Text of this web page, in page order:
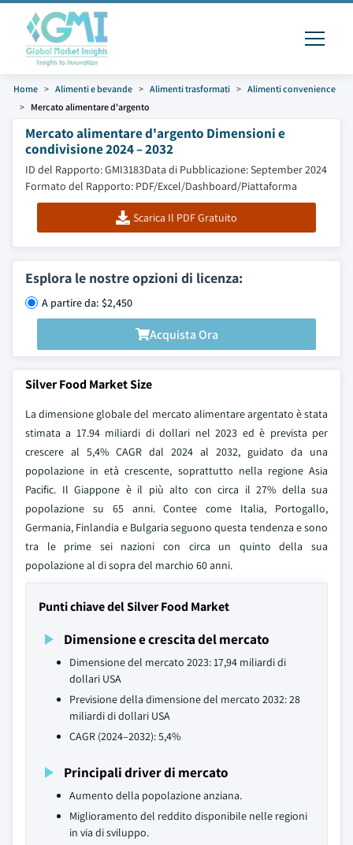
Home Alimenti e bevande Alimenti trasformati
Alimenti convenience
Mercato alimentare d'argento
Mercato alimentare d'argento Dimensioni e
condivisione 2024 – 2032
ID del Rapporto: GMI3183Data di Pubblicazione: September 2024
Formato del Rapporto: PDF/Excel/Dashboard/Piattaforma
Scarica Il PDF Gratuito
Esplora le nostre opzioni di licenza:
A partire da: $2,450
Acquista Ora
Silver Food Market Size
La dimensione globale del mercato alimentare argentato è stata
stimata a 17.94 miliardi di dollari nel 2023 ed è prevista per
crescere al 5,4% CAGR dal 2024 al 2032, guidato da una
popolazione in età crescente, soprattutto nella regione Asia
Pacific. Il Giappone è il più alto con circa il 27% della sua
popolazione su 65 anni. Contee come Italia, Portogallo,
Germania, Finlandia e Bulgaria seguono questa tendenza e sono
tra le prime sei nazioni con circa un quinto della sua
popolazione al di sopra del marchio 60 anni.
Punti chiave del Silver Food Market
Dimensione e crescita del mercato
Dimensione del mercato 2023: 17,94 miliardi di
dollari USA
Previsione della dimensione del mercato 2032: 28
miliardi di dollari USA
CAGR (2024–2032): 5,4%
Principali driver di mercato
Aumento della popolazione anziana.
Miglioramento del reddito disponibile nelle regioni
in via di sviluppo.